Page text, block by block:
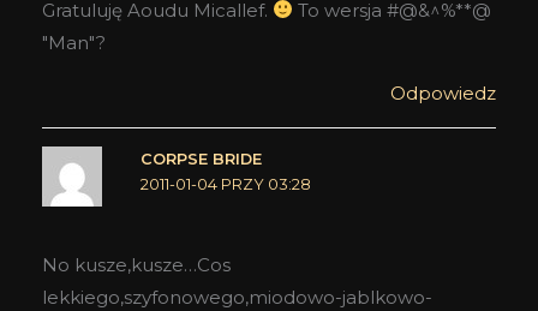
Gratuluję Aoudu Micallef.
To wersja #@&^%**@
"Man"?
Odpowiedz
CORPSE BRIDE
2011-01-04 PRZY 03:28
No kusze,kusze…Cos
lekkiego,szyfonowego,miodowo-jablkowo-